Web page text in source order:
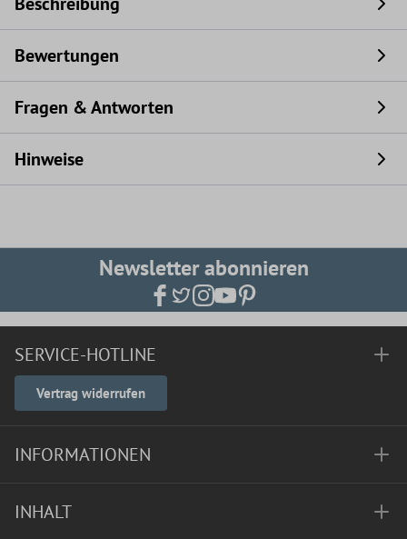
Bewertungen
Fragen & Antworten
Hinweise
Newsletter abonnieren
SERVICE-HOTLINE
Vertrag widerrufen
INFORMATIONEN
INHALT